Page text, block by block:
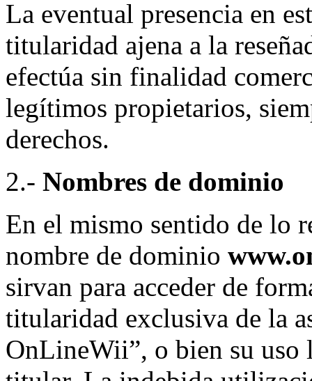
La eventual presencia en
titularidad ajena a la
efectúa sin finalidad
legítimos propietarios,
derechos.
2.- Nombres de dominio
En el mismo sentido de lo
nombre de dominio
sirvan para acceder de
titularidad exclusiva de la
OnLineWii”, o bien su